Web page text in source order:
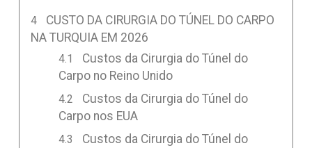
CUSTO DA CIRURGIA DO TÚNEL DO CARPO
NA TURQUIA EM 2026
Custos da Cirurgia do Túnel do
Carpo no Reino Unido
Custos da Cirurgia do Túnel do
Carpo nos EUA
Custos da Cirurgia do Túnel do